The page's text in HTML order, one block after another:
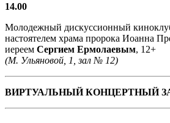
14.00
Молодежный дискуссионный
настоятелем храма пророка Иоанна
иереем Сергием Ермолаевым, 12+
(М. Ульяновой, 1, зал № 12)
ВИРТУАЛЬНЫЙ КОНЦЕРТНЫЙ